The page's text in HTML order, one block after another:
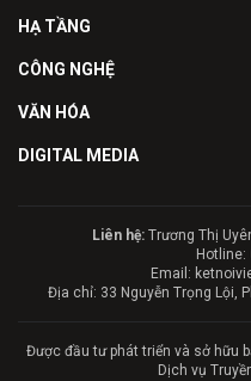
HẠ TẦNG
CÔNG NGHỆ
VĂN HÓA
DIGITAL MEDIA
Liên hệ:Trương Thị
Hotline:
Email:
Địa chỉ: 33 Nguyễn Trọng Lội,
Được đầu tư phát triển và sở hữu
Dịch vụ